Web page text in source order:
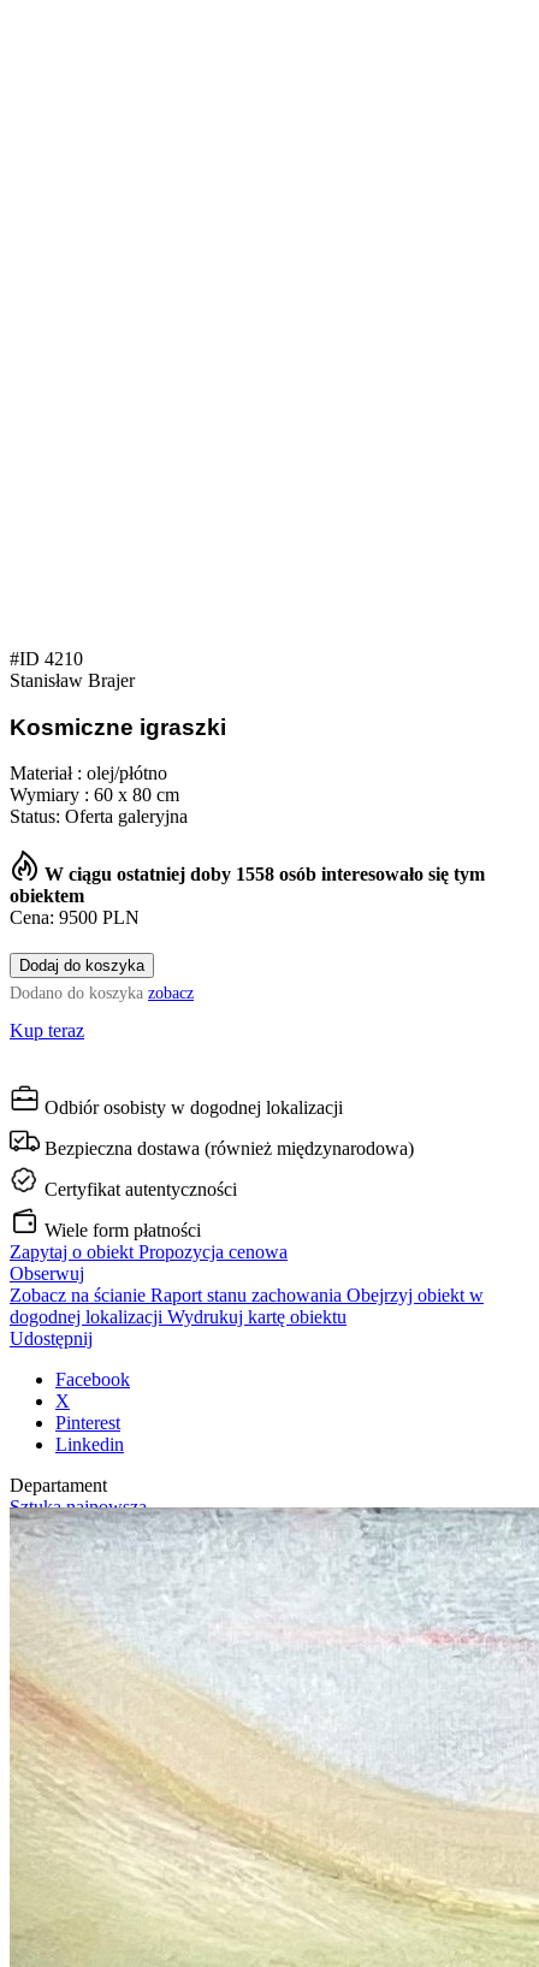
#ID 4210
Stanisław Brajer
Kosmiczne igraszki
Materiał : olej/płótno
Wymiary : 60 x 80 cm
Status: Oferta galeryjna
W ciągu ostatniej doby 1558 osób interesowało się tym
obiektem
Cena: 9500 PLN
Dodaj do koszyka
Dodano do koszyka zobacz
Kup teraz
Odbiór osobisty w dogodnej lokalizacji
Bezpieczna dostawa (również międzynarodowa)
Certyfikat autentyczności
Wiele form płatności
Zapytaj o obiekt Propozycja cenowa
Obserwuj
Zobacz na ścianie Raport stanu zachowania Obejrzyj obiekt w
dogodnej lokalizacji Wydrukuj kartę obiektu
Udostępnij
Facebook
X
Pinterest
Linkedin
Departament
Sztuka najnowsza
Sygnatura
St. Brajer
Oprawa
Nie
bardzo dobry
Inne obiekty